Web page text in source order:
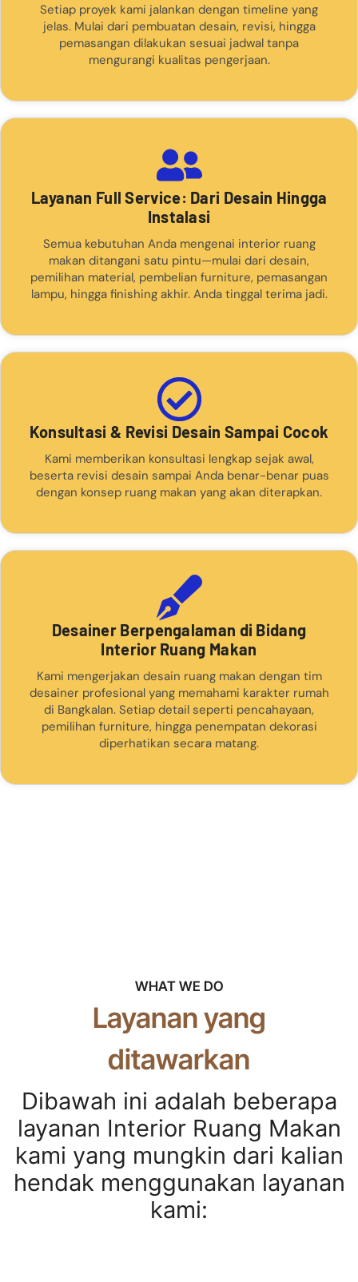
Setiap proyek kami jalankan dengan timeline yang
jelas. Mulai dari pembuatan desain, revisi, hingga
pemasangan dilakukan sesuai jadwal tanpa
mengurangi kualitas pengerjaan.
Layanan Full Service: Dari Desain Hingga
Instalasi
Semua kebutuhan Anda mengenai interior ruang
makan ditangani satu pintu—mulai dari desain,
pemilihan material, pembelian furniture, pemasangan
lampu, hingga finishing akhir. Anda tinggal terima jadi.
Konsultasi & Revisi Desain Sampai Cocok
Kami memberikan konsultasi lengkap sejak awal,
beserta revisi desain sampai Anda benar-benar puas
dengan konsep ruang makan yang akan diterapkan.
Desainer Berpengalaman di Bidang
Interior Ruang Makan
Kami mengerjakan desain ruang makan dengan tim
desainer profesional yang memahami karakter rumah
di Bangkalan. Setiap detail seperti pencahayaan,
pemilihan furniture, hingga penempatan dekorasi
diperhatikan secara matang.
WHAT WE DO
Layanan yang
ditawarkan
Dibawah ini adalah beberapa
layanan Interior Ruang Makan
kami yang mungkin dari kalian
hendak menggunakan layanan
kami: